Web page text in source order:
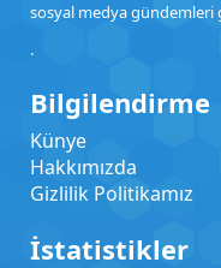
sosyal medya gündemleri
.
Bilgilendirme
Künye
Hakkımızda
Gizlilik Politikamız
İstatistikler